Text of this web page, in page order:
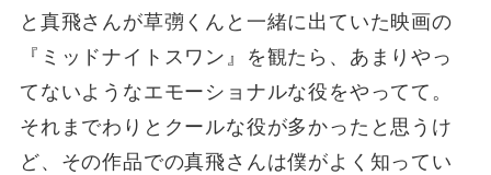
と真飛さんが草彅くんと一緒に出ていた映画の
『ミッドナイトスワン』を観たら、あまりやっ
てないようなエモーショナルな役をやってて。
それまでわりとクールな役が多かったと思うけ
ど、その作品での真飛さんは僕がよく知ってい